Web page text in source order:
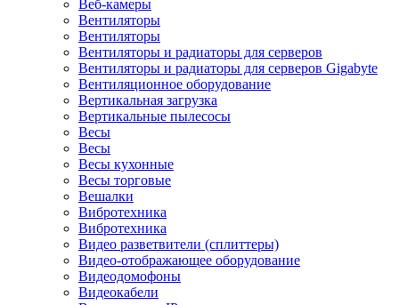
Веб-камеры
Вентиляторы
Вентиляторы
Вентиляторы и радиаторы для серверов
Вентиляторы и радиаторы для серверов Gigabyte
Вентиляционное оборудование
Вертикальная загрузка
Вертикальные пылесосы
Весы
Весы
Весы кухонные
Весы торговые
Вешалки
Вибротехника
Вибротехника
Видео разветвители (сплиттеры)
Видео-отображающее оборудование
Видеодомофоны
Видеокабели